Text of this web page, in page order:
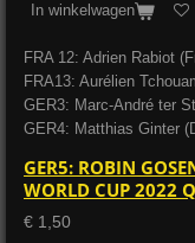
In winkelwagen
FRA 12: Adrien Rabiot
FRA13: Aurélien
GER3: Marc-André ter
GER4: Matthias Ginter
GER5: ROBIN
WORLD CUP 2022
€ 1,50